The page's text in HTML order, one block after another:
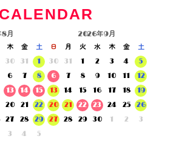
CALENDAR
月
木 金
土
30 31
1
6 7
8
13 14
15
20 21
22
27 28
29
3 4 5
2026年9月
日 月 火 水 木 金
土
30
31 1 2 3 4
5
6
7 8 9 10 11
12
13
14 15 16 17 18
19
20
21 22 23 24 25
26
27
28 29 30 1 2 3